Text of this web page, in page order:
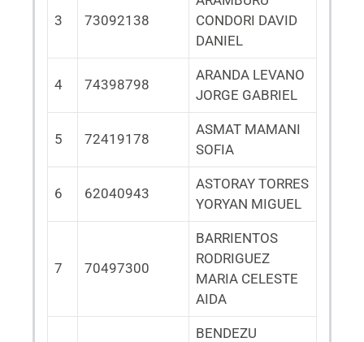
3 73092138
CONDORI DAVID
DANIEL
4 74398798
ARANDA LEVANO
JORGE GABRIEL
5 72419178
ASMAT MAMANI
SOFIA
6 62040943
ASTORAY TORRES
YORYAN MIGUEL
7 70497300
BARRIENTOS
RODRIGUEZ
MARIA CELESTE
AIDA
BENDEZU